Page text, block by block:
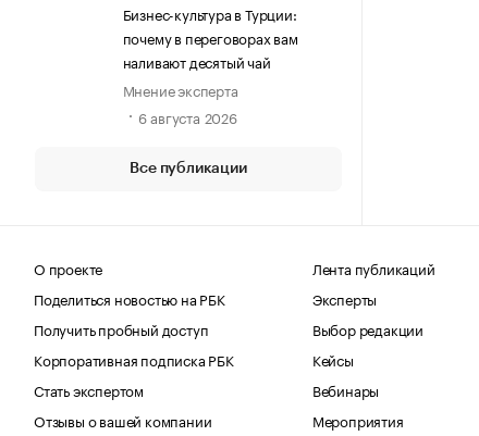
Бизнес-культура в Турции:
почему в переговорах вам
наливают десятый чай
Мнение эксперта
6 августа 2026
Все публикации
О проекте
Поделиться новостью на РБК
Получить пробный доступ
Корпоративная подписка РБК
Стать экспертом
Отзывы о вашей компании
Лента публикаций
Эксперты
Выбор редакции
Кейсы
Вебинары
Мероприятия